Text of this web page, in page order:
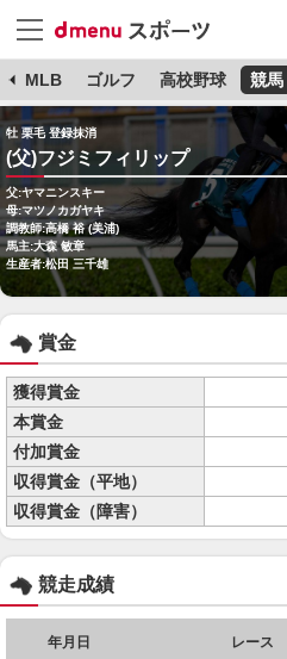
MLB ゴルフ 高校野球 競馬
牡 栗毛 登録抹消
(父)フジミフィリップ
父:ヤマニンスキー
母:マツノカガヤキ
調教師:高橋 裕 (美浦)
馬主:大森 敏章
生産者:松田 三千雄
賞金
獲得賞金
本賞金
付加賞金
収得賞金（平地）
収得賞金（障害）
競走成績
年月日 レース